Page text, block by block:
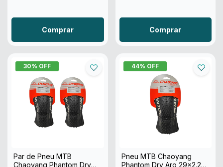
Comprar
30% OFF
Par de Pneu MTB
Chaoyang Phantom Dry
44% OFF
Pneu MTB Chaoyang
Phantom Dry Aro 29x2.20